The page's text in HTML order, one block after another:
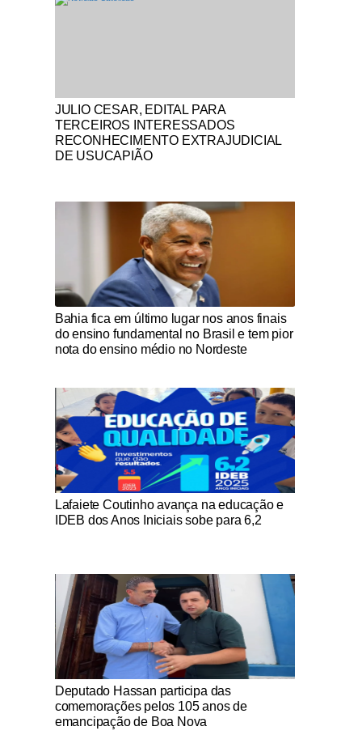
Notícias Católicas
JULIO CESAR, EDITAL PARA
TERCEIROS INTERESSADOS
RECONHECIMENTO EXTRAJUDICIAL
DE USUCAPIÃO
Notícias Católicas
Bahia fica em último lugar nos anos finais
do ensino fundamental no Brasil e tem pior
nota do ensino médio no Nordeste
Notícias Católicas
Lafaiete Coutinho avança na educação e
IDEB dos Anos Iniciais sobe para 6,2
Notícias Católicas
Deputado Hassan participa das
comemorações pelos 105 anos de
emancipação de Boa Nova